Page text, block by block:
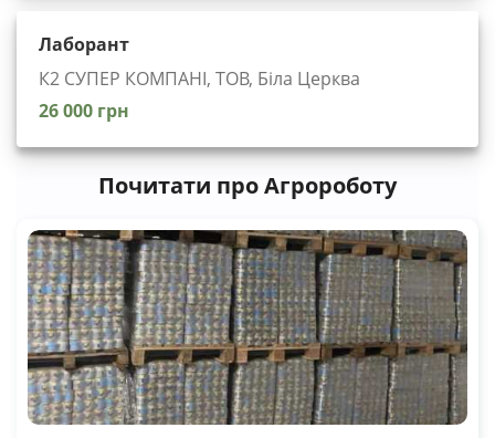
Лаборант
К2 СУПЕР КОМПАНІ, ТОВ, Біла Церква
26 000 грн
Почитати про Агророботу